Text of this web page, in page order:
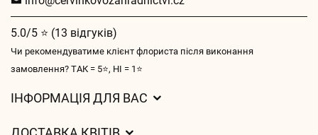
5.0/5 ⭐ (13 відгуків)
Чи рекомендуватиме клієнт флориста після виконання
замовлення? ТАК = 5⭐, НІ = 1⭐
ІНФОРМАЦІЯ ДЛЯ ВАС